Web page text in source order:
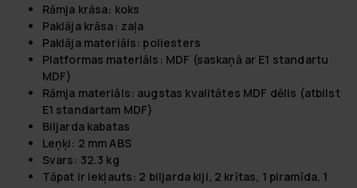
Rāmja krāsa: koks
Paklāja krāsa: zaļa
Paklāja materiāls: poliesters
Platformas materiāls: MDF (saskaņā ar E1 standartu
MDF)
Rāmja materiāls: augstas kvalitātes MDF dēlis (atbilst
E1 standartam MDF)
Biljarda kabatas
Leņķi: 2 mm ABS
Svars: 32.3 kg
Tāpat ir iekļauts: 2 biljarda kiji, 2 krītas, 1 piramīda, 1